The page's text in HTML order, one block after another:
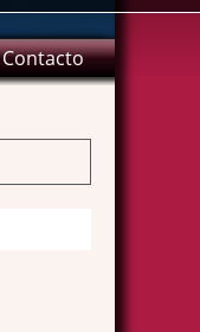
Contacto